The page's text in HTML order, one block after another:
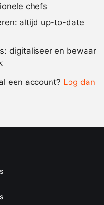
chefs
altijd up-to-date
digitaliseer en bewaar
een account? Log dan